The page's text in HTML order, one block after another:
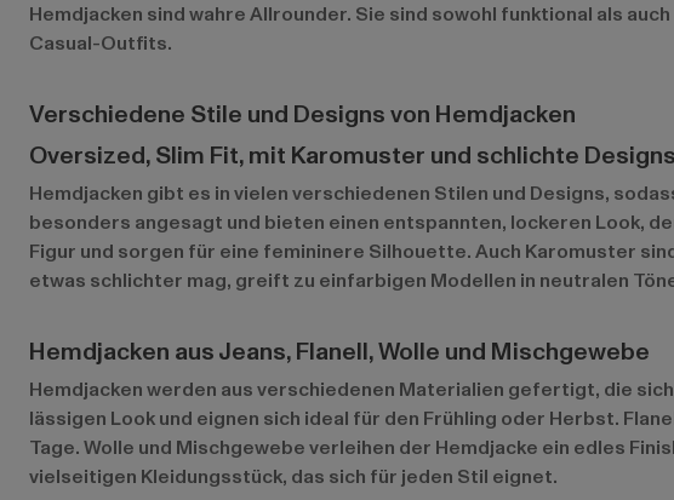
Hemdjacken sind wahre Allrounder. Sie sind sowohl funktional als
Casual-Outfits.
Verschiedene Stile und Designs von Hemdjacken
Oversized, Slim Fit, mit Karomuster und schlichte Designs
Hemdjacken gibt es in vielen verschiedenen Stilen und Designs,
besonders angesagt und bieten einen entspannten, lockeren Look,
Figur und sorgen für eine femininere Silhouette. Auch Karomuster
etwas schlichter mag, greift zu einfarbigen Modellen in neutralen
Hemdjacken aus Jeans, Flanell, Wolle und Mischgewebe
Hemdjacken werden aus verschiedenen Materialien gefertigt, die
lässigen Look und eignen sich ideal für den Frühling oder Herbst.
Tage. Wolle und Mischgewebe verleihen der Hemdjacke ein edles
vielseitigen Kleidungsstück, das sich für jeden Stil eignet.